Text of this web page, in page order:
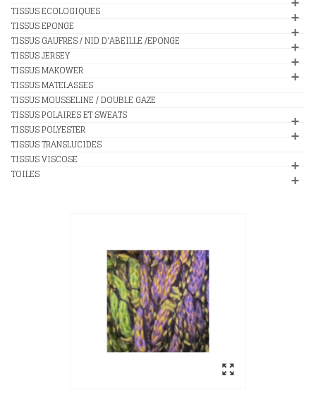
TISSUS ECOLOGIQUES
TISSUS EPONGE
TISSUS GAUFRES / NID D'ABEILLE /EPONGE
TISSUS JERSEY
TISSUS MAKOWER
TISSUS MATELASSES
TISSUS MOUSSELINE / DOUBLE GAZE
TISSUS POLAIRES ET SWEATS
TISSUS POLYESTER
TISSUS TRANSLUCIDES
TISSUS VISCOSE
TOILES